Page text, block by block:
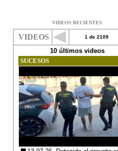
VIDEOS RECIENTES